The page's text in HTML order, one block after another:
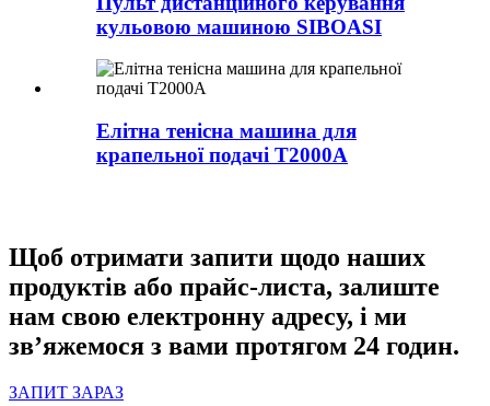
кульовою машиною SIBOASI
Елітна тенісна машина для
крапельної подачі T2000A
Щоб отримати запити щодо наших
продуктів або прайс-листа, залиште
нам свою електронну адресу, і ми
зв’яжемося з вами протягом 24 годин.
ЗАПИТ ЗАРАЗ